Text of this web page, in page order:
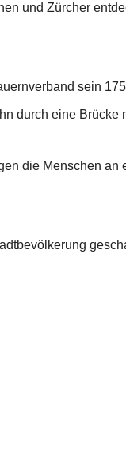
und Zürcher
sein
durch eine Brücke
die Menschen an